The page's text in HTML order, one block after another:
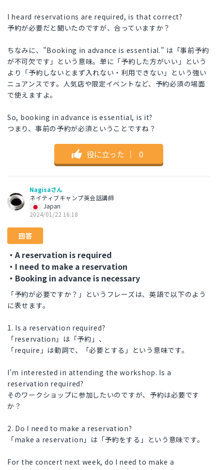
I heard reservations are required, is that correct?
予約が必要だと聞いたのですが、合っていますか？
ちなみに、"Booking in advance is essential." は「事前予約
が不可欠です」という意味。単に「予約した方がいい」という
より「予約しないとまず入れない・利用できない」という強い
ニュアンスです。人気店や限定イベントなど、予約必須の場面
で使えますよ。
So, booking in advance is essential, is it?
つまり、事前の予約が必須ということですね？
役に立った ｜ 0
Nagisaさん
ネイティブキャンプ英会話講師
Japan
2024/01/22 16:18
回答
・A reservation is required
・I need to make a reservation
・Booking in advance is necessary
「予約が必要ですか？」というフレーズは、英語で以下のよう
に表せます。
1. Is a reservation required?
「reservation」は「予約」、
「require」は動詞で、「必要とする」という意味です。
I'm interested in attending the workshop. Is a
reservation required?
そのワークショップに参加したいのですが、予約は必要です
か？
2. Do I need to make a reservation?
「make a reservation」は「予約をする」という意味です。
For the concert next week, do I need to make a